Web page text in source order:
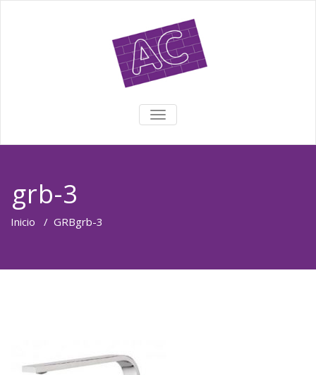
TOGGLE NAVIGATION
grb-3
Inicio / GRBgrb-3